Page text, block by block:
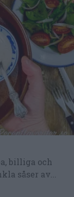
billiga och
såser av...